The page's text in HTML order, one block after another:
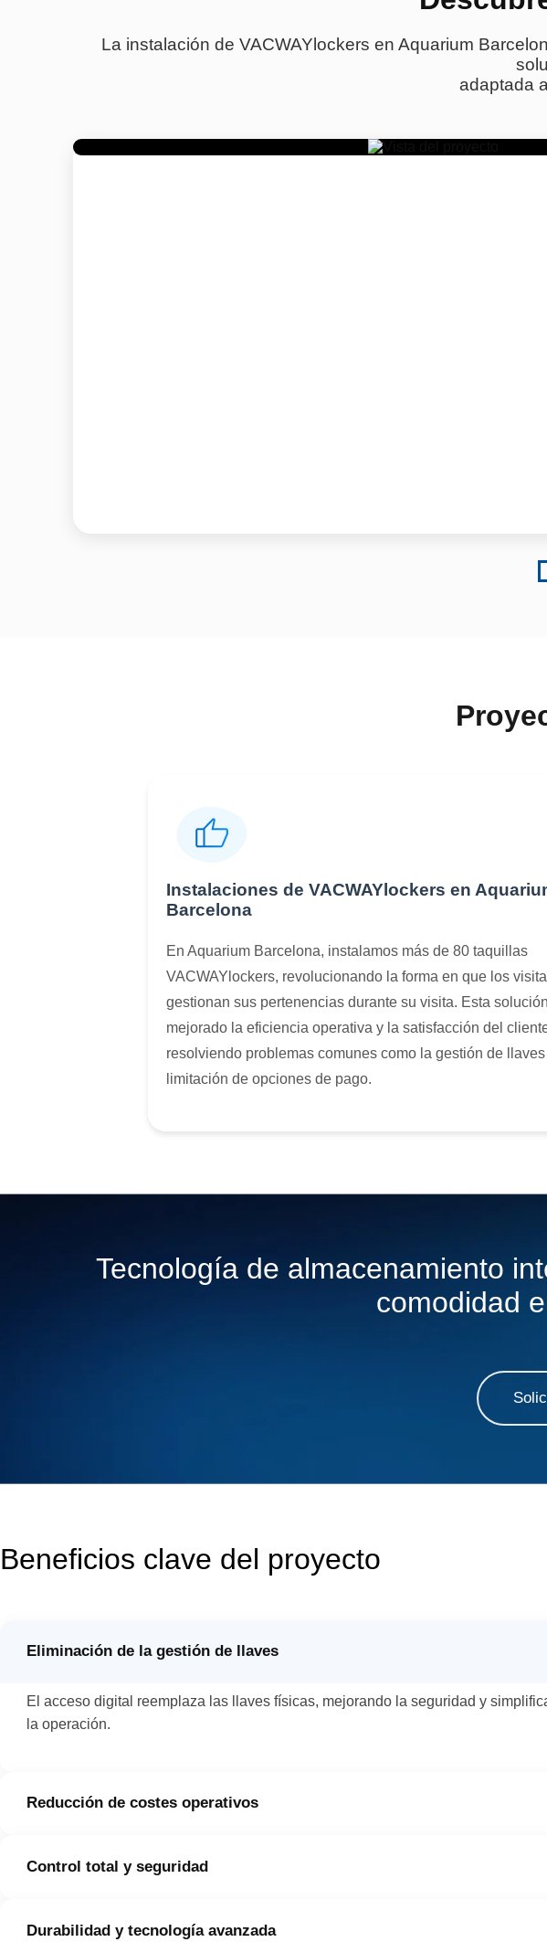
La instalación de VACWAYlockers en Aquarium
adaptada
Instalaciones de VACWAYlockers en
Barcelona
En Aquarium Barcelona, instalamos más de 80 taquillas
VACWAYlockers, revolucionando la forma en que los
gestionan sus pertenencias durante su visita. Esta
mejorado la eficiencia operativa y la satisfacción del
resolviendo problemas comunes como la gestión de llaves
limitación de opciones de pago.
Tecnología de almacenamiento
comodidad
Beneficios clave del proyecto
Eliminación de la gestión de llaves
El acceso digital reemplaza las llaves físicas, mejorando la seguridad y
la operación.
Reducción de costes operativos
taquillas, permitiendo concentrar recursos en otras áreas.
Control total y seguridad
Durabilidad y tecnología avanzada